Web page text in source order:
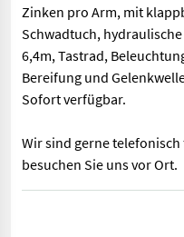
Zinken pro Arm, mit
Schwadtuch,
6,4m, Tastrad,
Bereifung und
Sofort verfügbar.
Wir sind gerne
besuchen Sie uns vor Ort.
Krone Swadro TC 640,